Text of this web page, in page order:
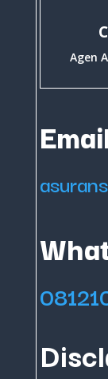
Agen